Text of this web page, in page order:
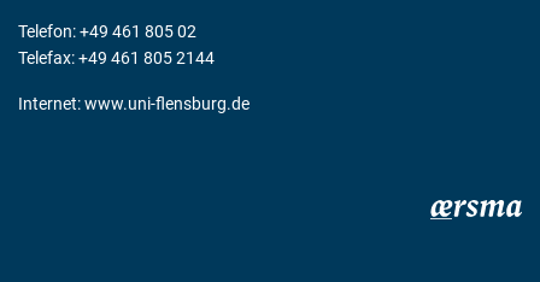
Telefon: +49 461 805 02
Telefax: +49 461 805 2144
Internet:www.uni-flensburg.de